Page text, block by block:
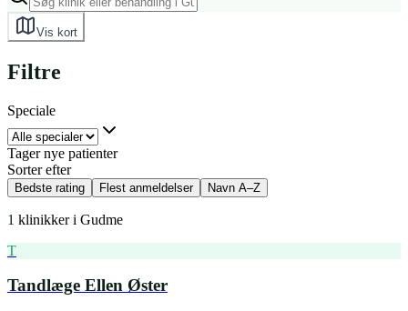
Vis kort
Filtre
Speciale
Tager nye patienter
Sorter efter
Bedste rating Flest anmeldelser Navn A–Z
1 klinikker i Gudme
T
Tandlæge Ellen Øster